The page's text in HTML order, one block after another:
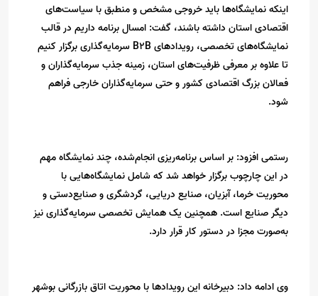
اینکه نمایشگاه‌ها باید خروجی مشخص و منطبق با سیاست‌های
اقتصادی استان داشته باشند، گفت: امسال برنامه داریم در قالب
نمایشگاه‌های تخصصی، رویدادهای B2B سرمایه‌گذاری برگزار کنیم
تا علاوه بر معرفی ظرفیت‌های استان، زمینه جذب سرمایه‌گذاران و
فعالان بزرگ اقتصادی کشور و حتی سرمایه‌گذاران خارجی فراهم
شود.
رستمی افزود: بر اساس برنامه‌ریزی انجام‌شده، چند نمایشگاه مهم
در این چارچوب برگزار خواهد شد که شامل نمایشگاه‌هایی با
محوریت خرما، آبزیان، صنایع دریایی، گردشگری و صنایع‌دستی و
دیگر صنایع است. همچنین یک همایش تخصصی سرمایه‌گذاری نیز
به‌صورت مجزا در دستور کار قرار دارد.
وی ادامه داد: دبیرخانه این رویدادها با محوریت اتاق بازرگانی بوشهر